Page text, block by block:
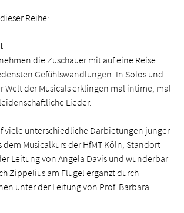
Reihe:
die Zuschauer mit auf eine Reise
Gefühlswandlungen. In Solos und
Welt der Musicals erklingen mal intime, mal
Lieder.
viele unterschiedliche Darbietungen junger
Musicalkurs der HfMT Köln, Standort
Leitung von Angela Davis und wunderbar
Zippelius am Flügel ergänzt durch
unter der Leitung von Prof. Barbara